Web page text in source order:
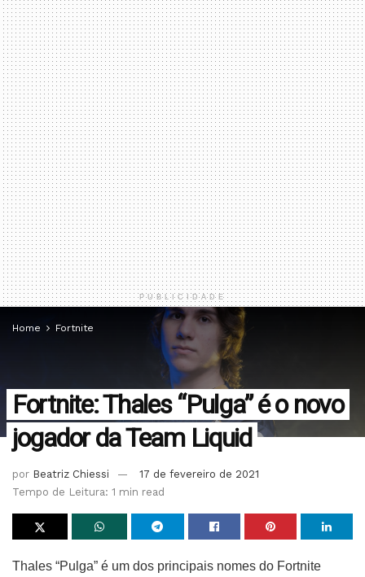
PUBLICIDADE
Home Fortnite
Fortnite: Thales “Pulga” é o novo
jogador da Team Liquid
por Beatriz Chiessi
17 de fevereiro de 2021
Tempo de Leitura: 1 min read
Thales “Pulga” é um dos principais nomes do Fortnite